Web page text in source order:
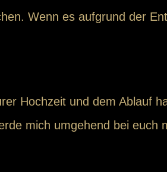
Wenn es aufgrund der
Hochzeit und dem Ablauf
mich umgehend bei euch